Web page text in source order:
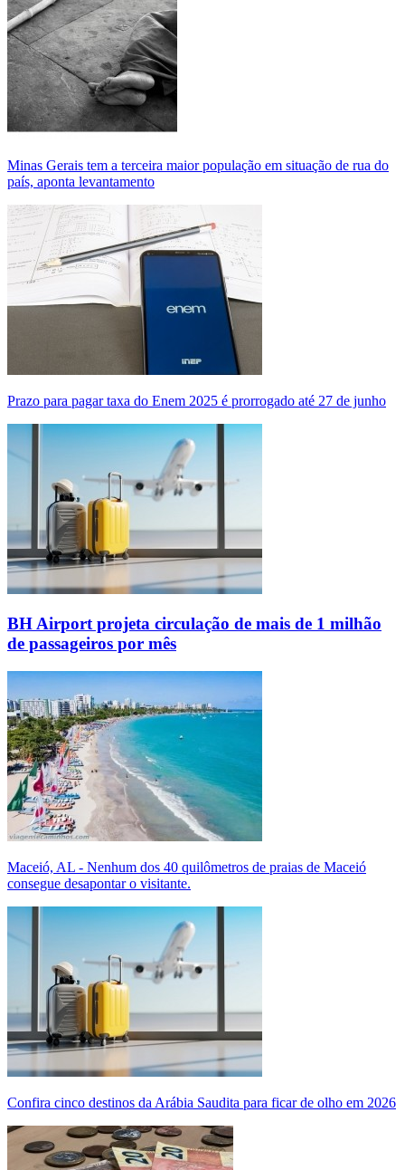
Minas Gerais tem a terceira maior população em situação de rua do
país, aponta levantamento
Prazo para pagar taxa do Enem 2025 é prorrogado até 27 de junho
BH Airport projeta circulação de mais de 1 milhão
de passageiros por mês
Maceió, AL - Nenhum dos 40 quilômetros de praias de Maceió
consegue desapontar o visitante.
Confira cinco destinos da Arábia Saudita para ficar de olho em 2026